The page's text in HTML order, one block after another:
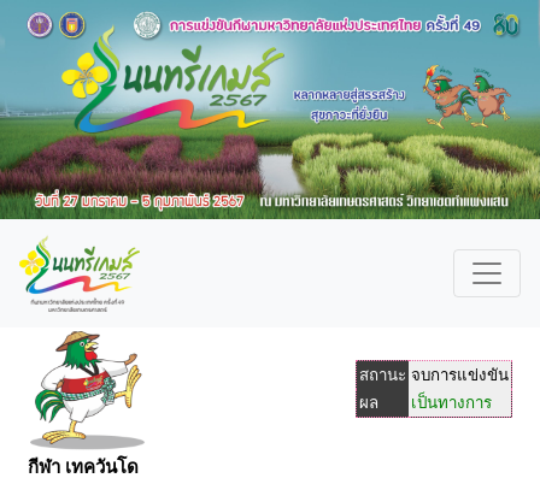
สถานะ จบการแข่งขัน
ผล
เป็นทางการ
กีฬา เทควันโด